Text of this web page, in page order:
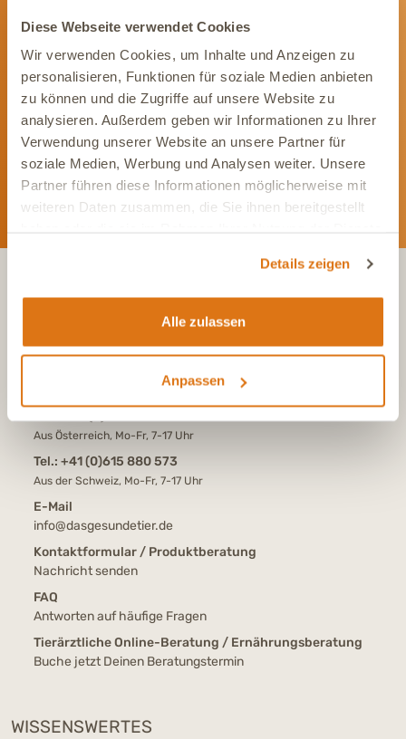
Diese Webseite verwendet Cookies
Wir verwenden Cookies, um Inhalte und Anzeigen zu
personalisieren, Funktionen für soziale Medien anbieten
zu können und die Zugriffe auf unsere Website zu
analysieren. Außerdem geben wir Informationen zu Ihrer
Verwendung unserer Website an unsere Partner für
soziale Medien, Werbung und Analysen weiter. Unsere
Partner führen diese Informationen möglicherweise mit
weiteren Daten zusammen, die Sie ihnen bereitgestellt
Details zeigen
Alle zulassen
Anpassen
Werde Teil unserer Community
Bleib immer auf dem Laufenden und vernetze Dich mit uns auf
Social Media. Unsere Kanäle bieten Dir aktuelle News und
exklusive Einblicke.
Aus dem deutschen Festnetz, Mo-Fr, 7-17 Uhr
Aus Österreich, Mo-Fr, 7-17 Uhr
Tel.: +41 (0)615 880 573
Aus der Schweiz, Mo-Fr, 7-17 Uhr
E-Mail
info@dasgesundetier.de
Kontaktformular / Produktberatung
Nachricht senden
FAQ
Antworten auf häufige Fragen
Tierärztliche Online-Beratung / Ernährungsberatung
Buche jetzt Deinen Beratungstermin
WISSENSWERTES